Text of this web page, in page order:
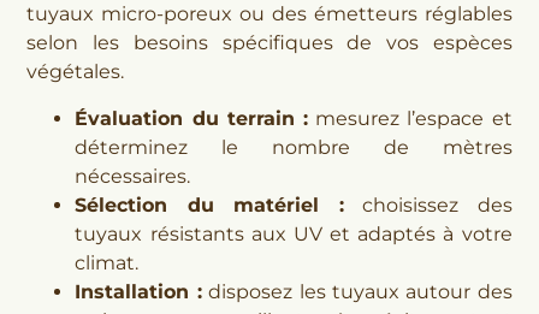
tuyaux micro-poreux ou des émetteurs réglables
selon les besoins spécifiques de vos espèces
végétales.
Évaluation du terrain : mesurez l’espace et
déterminez le nombre de mètres
nécessaires.
Sélection du matériel :choisissez des
tuyaux résistants aux UV et adaptés à votre
climat.
Installation :disposez les tuyaux autour des